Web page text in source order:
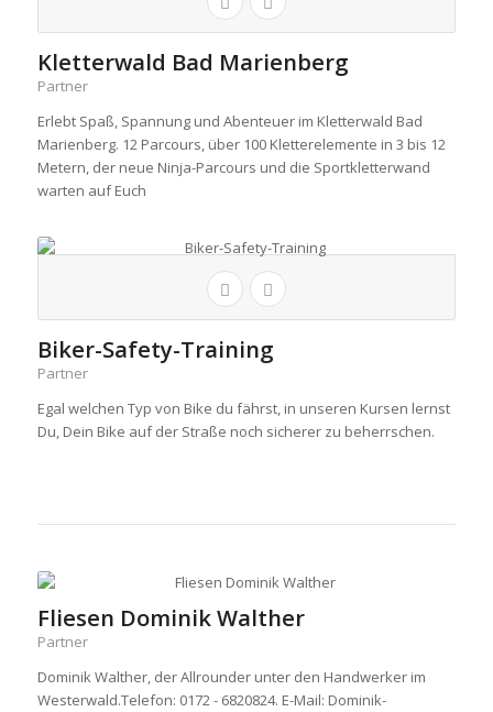
Kletterwald Bad Marienberg
Partner
Erlebt Spaß, Spannung und Abenteuer im Kletterwald Bad
Marienberg. 12 Parcours, über 100 Kletterelemente in 3 bis 12
Metern, der neue Ninja-Parcours und die Sportkletterwand
warten auf Euch
Biker-Safety-Training
Partner
Egal welchen Typ von Bike du fährst, in unseren Kursen lernst
Du, Dein Bike auf der Straße noch sicherer zu beherrschen.
Fliesen Dominik Walther
Partner
Dominik Walther, der Allrounder unter den Handwerker im
Westerwald.Telefon: 0172 - 6820824. E-Mail: Dominik-